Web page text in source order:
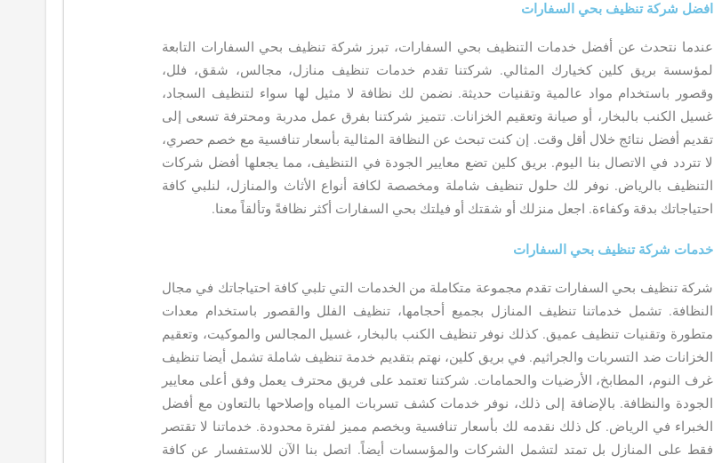
افضل شركة تنظيف بحي السفارات
عندما نتحدث عن أفضل خدمات التنظيف بحي السفارات، تبرز شركة تنظيف بحي السفارات التابعة
لمؤسسة بريق كلين كخيارك المثالي. شركتنا تقدم خدمات تنظيف منازل، مجالس، شقق، فلل،
وقصور باستخدام مواد عالمية وتقنيات حديثة. نضمن لك نظافة لا مثيل لها سواء لتنظيف السجاد،
غسيل الكنب بالبخار، أو صيانة وتعقيم الخزانات. تتميز شركتنا بفرق عمل مدربة ومحترفة تسعى إلى
تقديم أفضل نتائج خلال أقل وقت. إن كنت تبحث عن النظافة المثالية بأسعار تنافسية مع خصم حصري،
لا تتردد في الاتصال بنا اليوم. بريق كلين تضع معايير الجودة في التنظيف، مما يجعلها أفضل شركات
التنظيف بالرياض. نوفر لك حلول تنظيف شاملة ومخصصة لكافة أنواع الأثاث والمنازل، لنلبي كافة
احتياجاتك بدقة وكفاءة. اجعل منزلك أو شقتك أو فيلتك بحي السفارات أكثر نظافةً وتألقاً معنا.
خدمات شركة تنظيف بحي السفارات
شركة تنظيف بحي السفارات تقدم مجموعة متكاملة من الخدمات التي تلبي كافة احتياجاتك في مجال
النظافة. تشمل خدماتنا تنظيف المنازل بجميع أحجامها، تنظيف الفلل والقصور باستخدام معدات
متطورة وتقنيات تنظيف عميق. كذلك نوفر تنظيف الكنب بالبخار، غسيل المجالس والموكيت، وتعقيم
الخزانات ضد التسربات والجراثيم. في بريق كلين، نهتم بتقديم خدمة تنظيف شاملة تشمل أيضا تنظيف
غرف النوم، المطابخ، الأرضيات والحمامات. شركتنا تعتمد على فريق محترف يعمل وفق أعلى معايير
الجودة والنظافة. بالإضافة إلى ذلك، نوفر خدمات كشف تسربات المياه وإصلاحها بالتعاون مع أفضل
الخبراء في الرياض. كل ذلك نقدمه لك بأسعار تنافسية وبخصم مميز لفترة محدودة. خدماتنا لا تقتصر
فقط على المنازل بل تمتد لتشمل الشركات والمؤسسات أيضاً. اتصل بنا الآن للاستفسار عن كافة